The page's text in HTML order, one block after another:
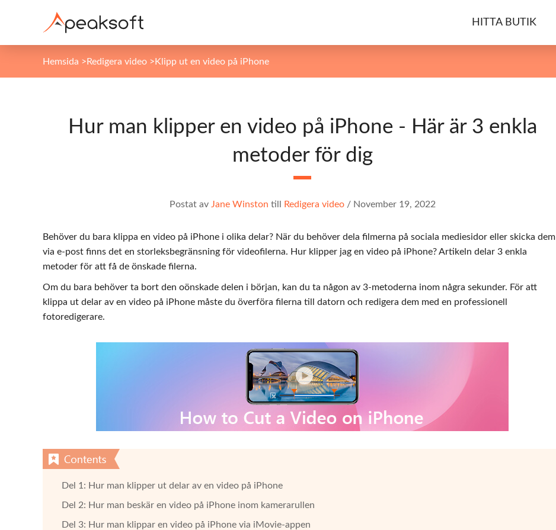
HITTA BUTIK
Hemsida >Redigera video >Klipp ut en video på iPhone
Hur man klipper en video på iPhone - Här är 3 enkla
metoder för dig
Postat av Jane Winston till Redigera video/ November 19, 2022
Behöver du bara klippa en video på iPhone i olika delar? När du behöver dela filmerna på sociala mediesidor eller skicka dem
via e-post finns det en storleksbegränsning för videofilerna. Hur klipper jag en video på iPhone? Artikeln delar 3 enkla
metoder för att få de önskade filerna.
Om du bara behöver ta bort den oönskade delen i början, kan du ta någon av 3-metoderna inom några sekunder. För att
klippa ut delar av en video på iPhone måste du överföra filerna till datorn och redigera dem med en professionell
fotoredigerare.
Del 1: Hur man klipper ut delar av en video på iPhone
Del 2: Hur man beskär en video på iPhone inom kamerarullen
Del 3: Hur man klippar en video på iPhone via iMovie-appen